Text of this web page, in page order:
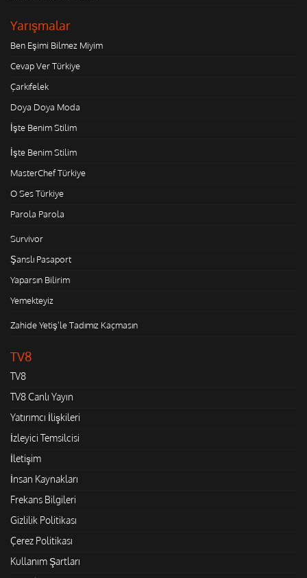
Yarışmalar
Ben Eşimi Bilmez Miyim
Cevap Ver Türkiye
Çarkıfelek
Doya Doya Moda
İşte Benim Stilim
İşte Benim Stilim
MasterChef Türkiye
O Ses Türkiye
Parola Parola
Survivor
Şanslı Pasaport
Yaparsın Bilirim
Yemekteyiz
Zahide Yetiş'le Tadımız Kaçmasın
TV8
TV8
TV8 Canlı Yayın
Yatırımcı İlişkileri
İzleyici Temsilcisi
İletişim
İnsan Kaynakları
Frekans Bilgileri
Gizlilik Politikası
Çerez Politikası
Kullanım Şartları